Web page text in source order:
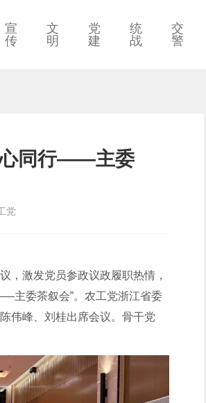
宣
传
文
明
党
建
统
战
交
警
心同行——主委
党
，激发党员参政议政履职热情，
主委茶叙会”。农工党浙江省委
伟峰、刘桂出席会议。骨干党